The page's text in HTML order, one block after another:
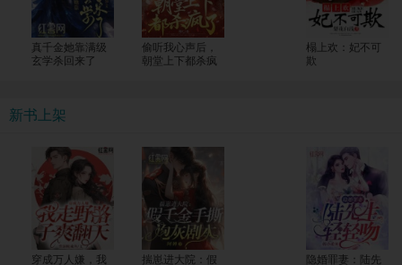
真千金她靠满级
玄学杀回来了
偷听我心声后，
朝堂上下都杀疯
榻上欢：妃不可
欺
新书上架
穿成万人嫌，我
揣崽进大院：假
隐婚罪妻：陆先